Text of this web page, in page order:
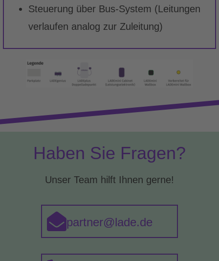
Steuerung über Bus-System (Leitungen
verlaufen analog zur Zuleitung)
Haben Sie Fragen?
Unser Team hilft Ihnen gerne!
partner@lade.de